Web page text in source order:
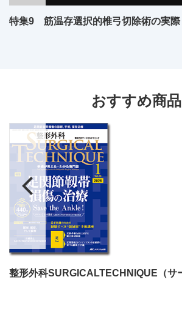
特集9 筋温存選択的椎弓切除術の実際
おすすめ商品